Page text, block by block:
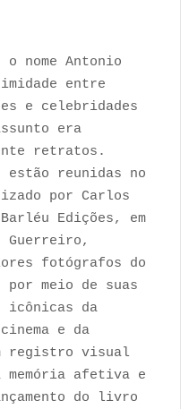
nome Antonio
entre
e celebridades
era
retratos.
estão reunidas no
por Carlos
Edições, em
Guerreiro,
fotógrafos do
meio de suas
icônicas da
e da
registro visual
memória afetiva e
do livro